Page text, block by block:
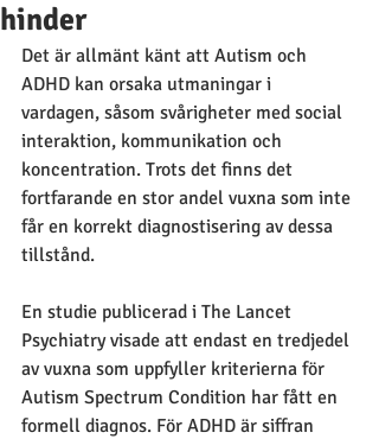
hinder
Det är allmänt känt att Autism och
ADHD kan orsaka utmaningar i
vardagen, såsom svårigheter med social
interaktion, kommunikation och
koncentration. Trots det finns det
fortfarande en stor andel vuxna som inte
får en korrekt diagnostisering av dessa
tillstånd.
En studie publicerad i The Lancet
Psychiatry visade att endast en tredjedel
av vuxna som uppfyller kriterierna för
Autism Spectrum Condition har fått en
formell diagnos. För ADHD är siffran